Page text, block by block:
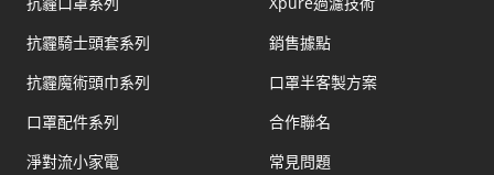
抗霾騎士頭套系列
抗霾魔術頭巾系列
口罩配件系列
淨對流小家電
銷售據點
口罩半客製方案
合作聯名
常見問題